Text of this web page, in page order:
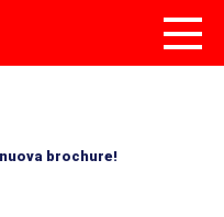
brochure!